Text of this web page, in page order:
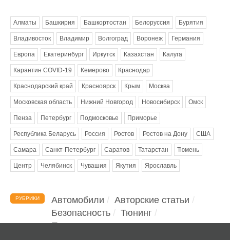
Алматы Башкирия Башкортостан Белоруссия Бурятия
Владивосток Владимир Волгоград Воронеж Германия
Европа Екатеринбург Иркутск Казахстан Калуга
Карантин COVID-19 Кемерово Краснодар
Краснодарский край Красноярск Крым Москва
Московская область Нижний Новгород Новосибирск Омск
Пенза Петербург Подмосковье Приморье
Республика Беларусь Россия Ростов Ростов на Дону США
Самара Санкт-Петербург Саратов Татарстан Тюмень
Центр Челябинск Чувашия Якутия Ярославль
РУБРИКИ Автомобили
Авторские статьи
Безопасность
Тюнинг
Помощь водителю